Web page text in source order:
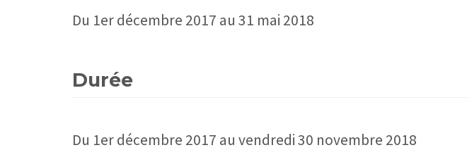
Du 1er décembre 2017 au 31 mai 2018
Durée
Du 1er décembre 2017 au vendredi 30 novembre 2018